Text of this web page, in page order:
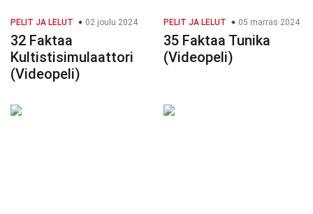
PELIT JA LELUT 02 joulu 2024
32 Faktaa
Kultistisimulaattori
(Videopeli)
PELIT JA LELUT 05 marras 2024
35 Faktaa Tunika
(Videopeli)